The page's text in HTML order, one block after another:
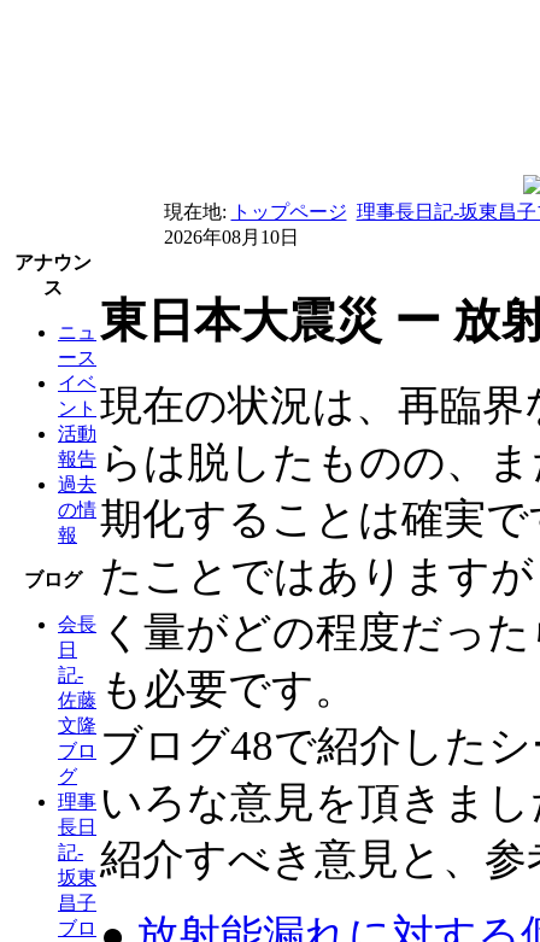
現在地: トップページ 理事長日記-坂東昌
2026年08月10日
アナウン
ス
ニュ
ース
イベ
ント
活動
報告
過去
の情
報
ブログ
会長
日
記-
佐藤
文隆
ブロ
グ
理事
長日
記-
坂東
昌子
ブロ
東日本大震災 ー 放
現在の状況は、再臨
らは脱したものの、
期化することは確実
たことではあります
く量がどの程度だっ
も必要です。
ブログ48で紹介した
いろな意見を頂きま
紹介すべき意見と、